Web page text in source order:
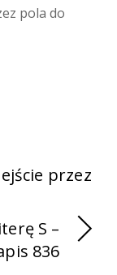
pola do
przez
S –
836